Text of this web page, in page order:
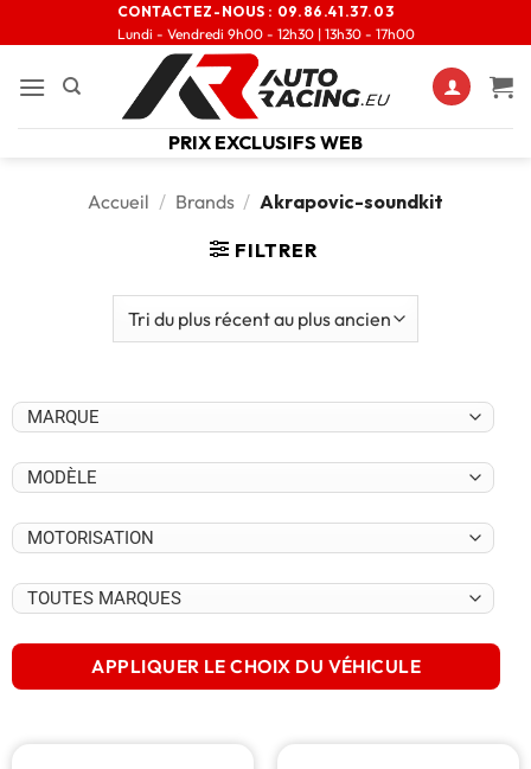
CONTACTEZ-NOUS : 09.86.41.37.03
Lundi - Vendredi 9h00 - 12h30 | 13h30 - 17h00
PRIX EXCLUSIFS WEB
Accueil / Brands / Akrapovic-soundkit
FILTRER
APPLIQUER LE CHOIX DU VÉHICULE